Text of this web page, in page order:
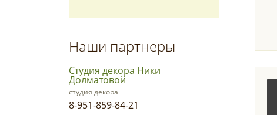
Наши партнеры
Студия декора Ники
Долматовой
студия декора
8-951-859-84-21